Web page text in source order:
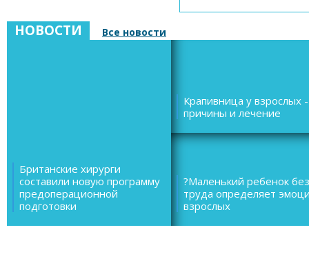
НОВОСТИ Все новости
Британские хирурги
составили новую программу
предоперационной
подготовки
Крапивница у взрослых -
причины и лечение
?Маленький ребенок без
труда определяет
взрослых